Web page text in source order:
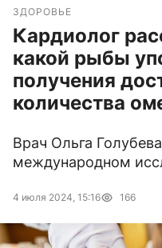
ЗДОРОВЬЕ
Кардиолог
какой рыбы
получения
количества
Врач Ольга
международном
4 июля 2024, 15:16 166